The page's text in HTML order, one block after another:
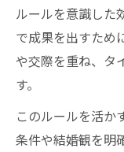
ルールを意識した
で成果を出すため
や交際を重ね、タ
す。
このルールを活か
条件や結婚観を明